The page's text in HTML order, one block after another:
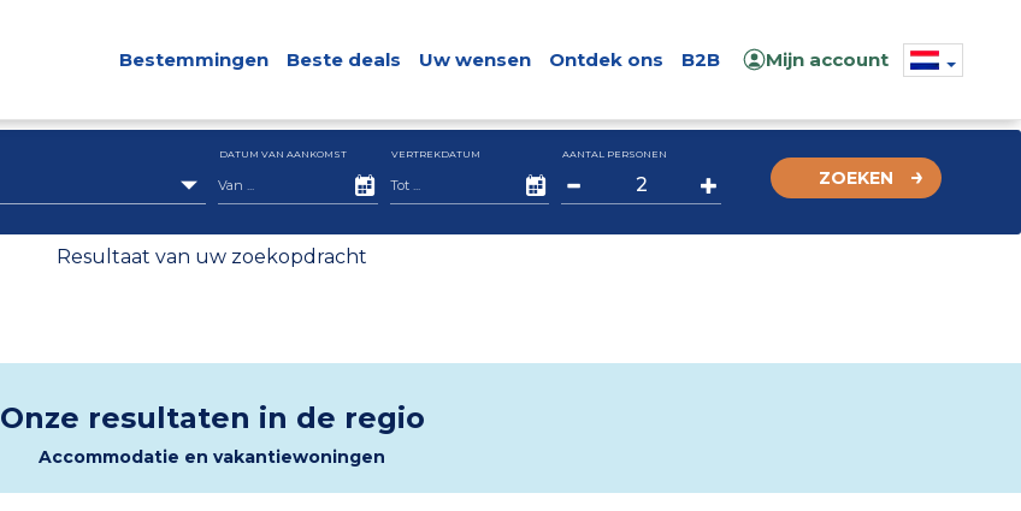
Bestemmingen Beste deals Uw wensen Ontdek ons B2B Mijn account
DATUM VAN AANKOMST VERTREKDATUM AANTAL PERSONEN
ZOEKEN
Resultaat van uw zoekopdracht
Onze resultaten in de regio
Accommodatie en vakantiewoningen